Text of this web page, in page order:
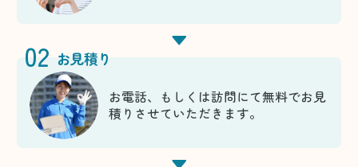
02 お見積り
お電話、もしくは訪問にて無料でお見
積りさせていただきます。